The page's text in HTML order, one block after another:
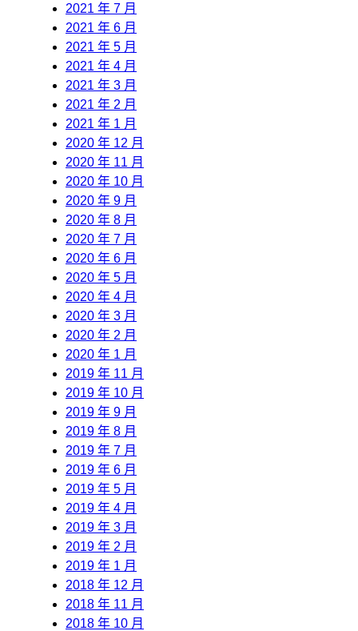
2021 年 7 月
2021 年 6 月
2021 年 5 月
2021 年 4 月
2021 年 3 月
2021 年 2 月
2021 年 1 月
2020 年 12 月
2020 年 11 月
2020 年 10 月
2020 年 9 月
2020 年 8 月
2020 年 7 月
2020 年 6 月
2020 年 5 月
2020 年 4 月
2020 年 3 月
2020 年 2 月
2020 年 1 月
2019 年 11 月
2019 年 10 月
2019 年 9 月
2019 年 8 月
2019 年 7 月
2019 年 6 月
2019 年 5 月
2019 年 4 月
2019 年 3 月
2019 年 2 月
2019 年 1 月
2018 年 12 月
2018 年 11 月
2018 年 10 月